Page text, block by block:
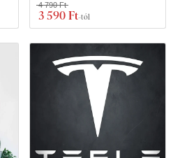
3 590 Ft-tól
4 790 Ft